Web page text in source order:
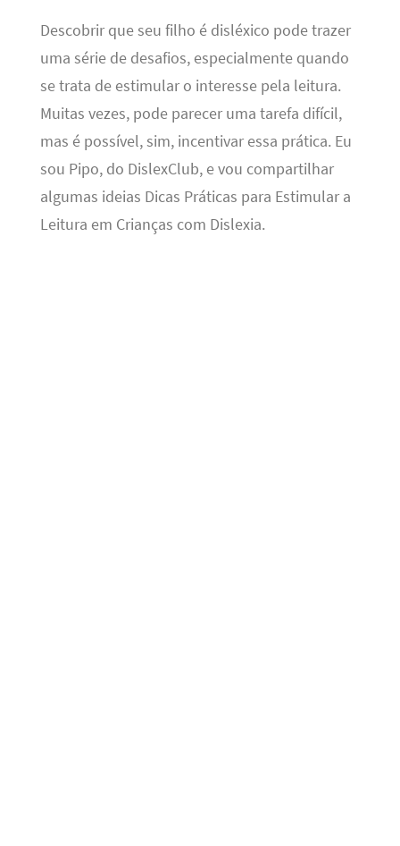
Descobrir que seu filho é disléxico pode trazer
uma série de desafios, especialmente quando
se trata de estimular o interesse pela leitura.
Muitas vezes, pode parecer uma tarefa difícil,
mas é possível, sim, incentivar essa prática. Eu
sou Pipo, do DislexClub, e vou compartilhar
algumas ideias Dicas Práticas para Estimular a
Leitura em Crianças com Dislexia.